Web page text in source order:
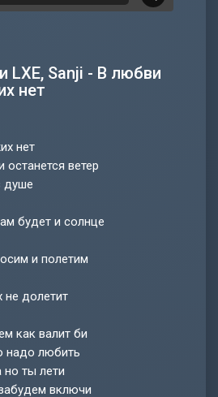
LXE, Sanji - В любви
нет
нет
ветер
душе
будет и солнце
и полетим
не долетит
как валит би
надо любить
ты лети
включи